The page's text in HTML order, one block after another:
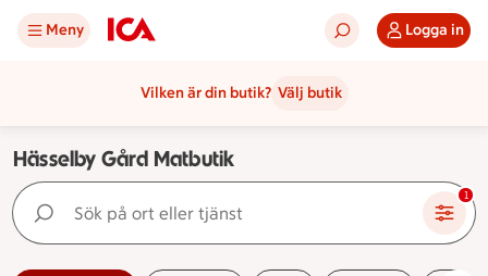
Meny Logga in
Vilken är din butik? Välj butik
Hässelby Gård Matbutik
Sök på ort eller tjänst 1